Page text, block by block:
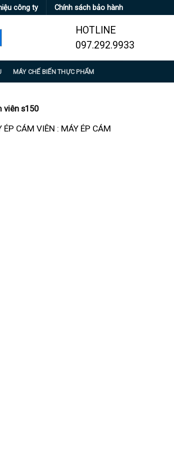
công ty Chính sách bảo hành
HOTLINE
097.292.9933
MÁY CHẾ BIẾN THỰC PHẨM
viên s150
CÁM VIÊN : MÁY ÉP CÁM